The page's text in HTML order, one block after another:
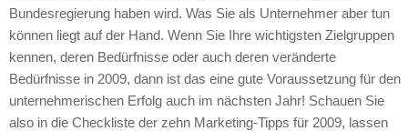
Bundesregierung haben wird. Was Sie als Unternehmer aber tun
können liegt auf der Hand. Wenn Sie Ihre wichtigsten Zielgruppen
kennen, deren Bedürfnisse oder auch deren veränderte
Bedürfnisse in 2009, dann ist das eine gute Voraussetzung für den
unternehmerischen Erfolg auch im nächsten Jahr! Schauen Sie
also in die Checkliste der zehn Marketing-Tipps für 2009, lassen